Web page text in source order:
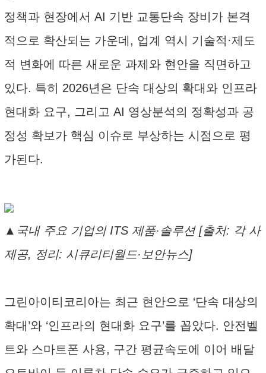
정책과 현장에서 AI 기반 교통단속 장비가 본격
적으로 확산되는 가운데, 업계 역시 기술적·제도
적 변화에 따른 새로운 과제와 현안을 직면하고
있다. 특히 2026년은 단속 대상의 확대와 인프라
현대화 요구, 그리고 AI 영상분석의 정확성과 공
정성 확보가 핵심 이슈로 부상하는 시점으로 평
가된다.
▲국내 주요 기업의 ITS 제품·솔루션 [출처: 각 사
제공, 정리: 시큐리티월드·보안뉴스]
그린아이티코리아는 최근 현안으로 ‘단속 대상의
확대’와 ‘인프라의 현대화 요구’를 꼽았다. 안전벨
트와 스마트폰 사용, 구간 평균속도에 이어 배달